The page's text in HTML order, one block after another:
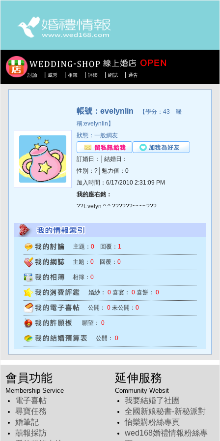
討論 威秀 相簿 評鑑 網誌 通告
帳號：evelynlin 【學分：43 暱
稱:evelynlin】
狀態：一般網友
訂婚日：│結婚日：
性別：?│魅力值：0
加入時間：6/17/2010 2:31:09 PM
我的座右銘：
??Evelyn ^.^ ??????~~~~???
主題： 0 回覆： 1
主題： 0 回覆： 0
相簿： 0
婚紗： 0 喜宴： 0 喜餅： 0
公開： 0 未公開： 0
願望： 0
公開： 0
會員功能
Membership Service
電子喜帖
尋寶任務
婚筆記
囍報採訪
延伸服務
Community Websit
我要結婚了社團
全國新娘秘書-新秘派對
怡樂購粉絲專頁
wed168婚禮情報粉絲專